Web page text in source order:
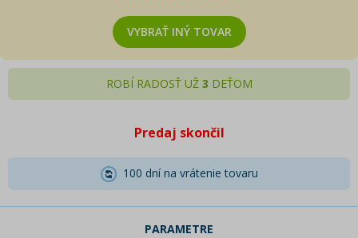
VYBRAŤ INÝ TOVAR
ROBÍ RADOSŤ UŽ 3 DEŤOM
Predaj skončil
100 dní na vrátenie tovaru
PARAMETRE